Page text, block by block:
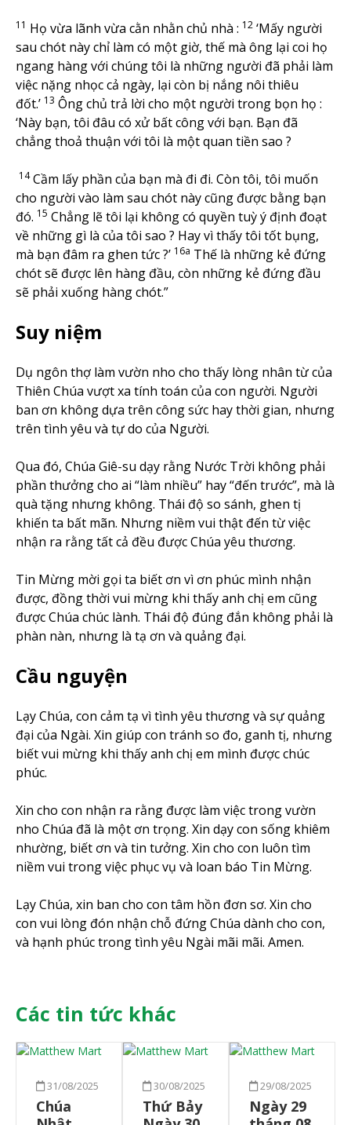
11 Họ vừa lãnh vừa cằn nhằn chủ nhà : 12 ‘Mấy người
sau chót này chỉ làm có một giờ, thế mà ông lại coi họ
ngang hàng với chúng tôi là những người đã phải làm
việc nặng nhọc cả ngày, lại còn bị nắng nôi thiêu
đốt.’ 13 Ông chủ trả lời cho một người trong bọn họ :
‘Này bạn, tôi đâu có xử bất công với bạn. Bạn đã
chẳng thoả thuận với tôi là một quan tiền sao ?
14Cầm lấy phần của bạn mà đi đi. Còn tôi, tôi muốn
cho người vào làm sau chót này cũng được bằng bạn
đó. 15 Chẳng lẽ tôi lại không có quyền tuỳ ý định đoạt
về những gì là của tôi sao ? Hay vì thấy tôi tốt bụng,
mà bạn đâm ra ghen tức ?’ 16a Thế là những kẻ đứng
chót sẽ được lên hàng đầu, còn những kẻ đứng đầu
sẽ phải xuống hàng chót.”
Suy niệm
Dụ ngôn thợ làm vườn nho cho thấy lòng nhân từ của
Thiên Chúa vượt xa tính toán của con người. Người
ban ơn không dựa trên công sức hay thời gian, nhưng
trên tình yêu và tự do của Người.
Qua đó, Chúa Giê-su dạy rằng Nước Trời không phải
phần thưởng cho ai “làm nhiều” hay “đến trước”, mà là
quà tặng nhưng không. Thái độ so sánh, ghen tị
khiến ta bất mãn. Nhưng niềm vui thật đến từ việc
nhận ra rằng tất cả đều được Chúa yêu thương.
Tin Mừng mời gọi ta biết ơn vì ơn phúc mình nhận
được, đồng thời vui mừng khi thấy anh chị em cũng
được Chúa chúc lành. Thái độ đúng đắn không phải là
phàn nàn, nhưng là tạ ơn và quảng đại.
Cầu nguyện
Lạy Chúa, con cảm tạ vì tình yêu thương và sự quảng
đại của Ngài. Xin giúp con tránh so đo, ganh tị, nhưng
biết vui mừng khi thấy anh chị em mình được chúc
phúc.
Xin cho con nhận ra rằng được làm việc trong vườn
nho Chúa đã là một ơn trọng. Xin dạy con sống khiêm
nhường, biết ơn và tin tưởng. Xin cho con luôn tìm
niềm vui trong việc phục vụ và loan báo Tin Mừng.
Lạy Chúa, xin ban cho con tâm hồn đơn sơ. Xin cho
con vui lòng đón nhận chỗ đứng Chúa dành cho con,
và hạnh phúc trong tình yêu Ngài mãi mãi. Amen.
Các tin tức khác
31/08/2025
Chúa
30/08/2025
Thứ Bảy
29/08/2025
Ngày 29